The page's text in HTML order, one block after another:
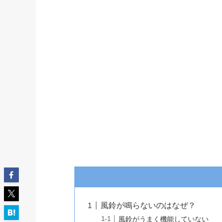
風鈴が鳴らないのはなぜ？
風鈴がうまく機能していない